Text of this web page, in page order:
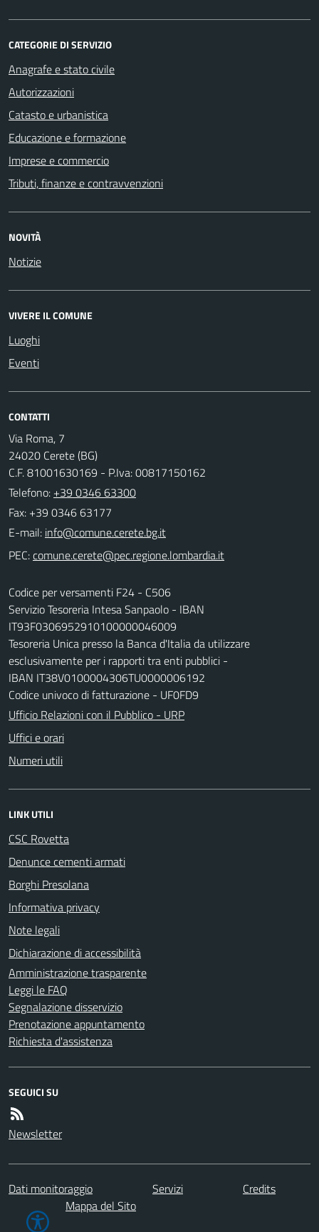
CATEGORIE DI SERVIZIO
Anagrafe e stato civile
Autorizzazioni
Catasto e urbanistica
Educazione e formazione
Imprese e commercio
Tributi, finanze e contravvenzioni
NOVITÀ
Notizie
VIVERE IL COMUNE
Luoghi
Eventi
CONTATTI
Via Roma, 7
24020 Cerete (BG)
C.F. 81001630169 - P.Iva: 00817150162
Telefono: +39 0346 63300
Fax: +39 0346 63177
E-mail:
PEC:
Codice per versamenti F24 - C506
Servizio Tesoreria Intesa Sanpaolo - IBAN
IT93F0306952910100000046009
Tesoreria Unica presso la Banca d'Italia da utilizzare
esclusivamente per i rapporti tra enti pubblici -
IBAN IT38V0100004306TU0000006192
Codice univoco di fatturazione - UF0FD9
Ufficio Relazioni con il Pubblico - URP
Uffici e orari
Numeri utili
LINK UTILI
CSC Rovetta
Denunce cementi armati
Borghi Presolana
Informativa privacy
Note legali
Dichiarazione di accessibilità
Amministrazione trasparente
Leggi le FAQ
Segnalazione disservizio
Prenotazione appuntamento
Richiesta d'assistenza
SEGUICI SU
Newsletter
Dati monitoraggio Servizi
Credits
Mappa del Sito